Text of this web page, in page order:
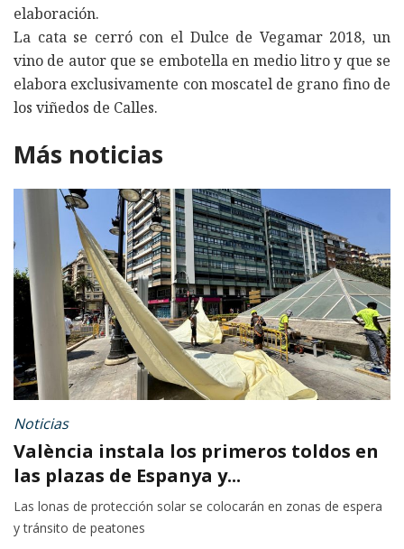
elaboración.
La cata se cerró con el Dulce de Vegamar 2018, un
vino de autor que se embotella en medio litro y que se
elabora exclusivamente con moscatel de grano fino de
los viñedos de Calles.
Más noticias
Noticias
València instala los primeros toldos en
las plazas de Espanya y...
Las lonas de protección solar se colocarán en zonas de espera
y tránsito de peatones